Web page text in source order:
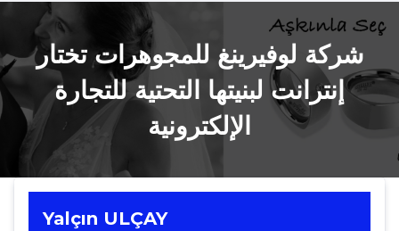
شركة لوفيرينغ للمجوهرات تختار
إنترانت لبنيتها التحتية للتجارة
الإلكترونية
Yalçın ULÇAY